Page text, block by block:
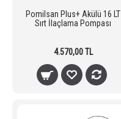
Pomilsan Plus+ Akülü 16 LT
Sırt İlaçlama Pompası
4.570,00 TL